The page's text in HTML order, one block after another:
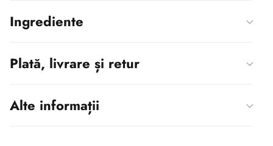
Ingrediente
Plată, livrare și retur
Alte informații